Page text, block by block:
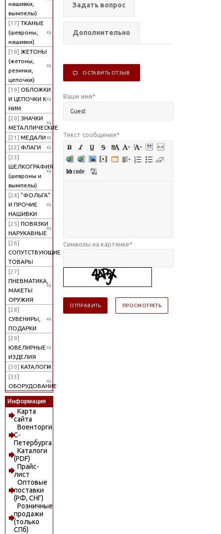
нашивки,
вымпелы)
[17] ТКАНЫЕ
(шевроны,
нашивки)
[18] ЖЕТОНЫ
(жетоны,
резинки,
цепочки)
[19] ОБЛОЖКИ
И ЦЕПОЧКИ К
НИМ
[20] ЗНАЧКИ
МЕТАЛЛИЧЕСКИЕ
[21] МЕДАЛИ
[22] ФЛАГИ
[23]
ШЕЛКОГРАФИЯ
(шевроны и
вымпелы)
[24] "ФОЛЬГА"
И ПРОЧИЕ
НАШИВКИ
[25] ПОВЯЗКИ
НАРУКАВНЫЕ
[26]
СОПУТСТВУЮЩИЕ
ТОВАРЫ
[27]
ПНЕВМАТИКА,
МАКЕТЫ
ОРУЖИЯ
[28]
СУВЕНИРЫ,
ПОДАРКИ
[29]
ЮВЕЛИРНЫЕ
ИЗДЕЛИЯ
[30] КАТАЛОГИ
[33]
ОБОРУДОВАНИЕ
Информация
Карта
сайта
Военторги
С-
Петербурга
Каталоги
(PDF)
Прайс-
лист
Оптовые
поставки
(РФ, СНГ)
Розничные
продажи
(только
СПб)
Задать вопрос
Дополнительно
ОСТАВИТЬ ОТЗЫВ
Ваше имя*
Текст сообщения*
Символы на картинке*